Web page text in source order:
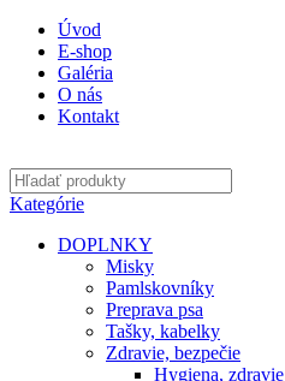
Úvod
E-shop
Galéria
O nás
Kontakt
Kategórie
DOPLNKY
Misky
Pamlskovníky
Preprava psa
Tašky, kabelky
Zdravie, bezpečie
Hygiena, zdravie